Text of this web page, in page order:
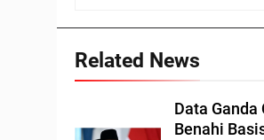
Related News
Data Ganda
Benahi